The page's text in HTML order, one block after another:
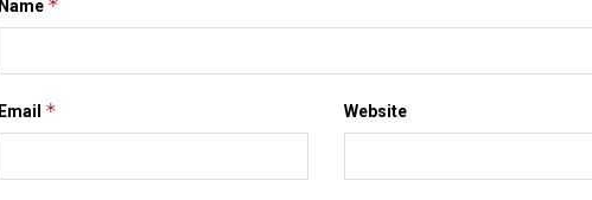
Name *
Email * Website